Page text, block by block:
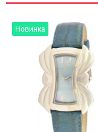
Новинка